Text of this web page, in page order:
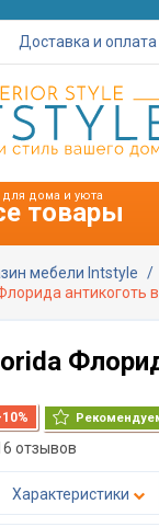
Доставка и оплата
для дома и уюта
товары
мебели Intstyle
антикоготь
отзывов
Характеристики